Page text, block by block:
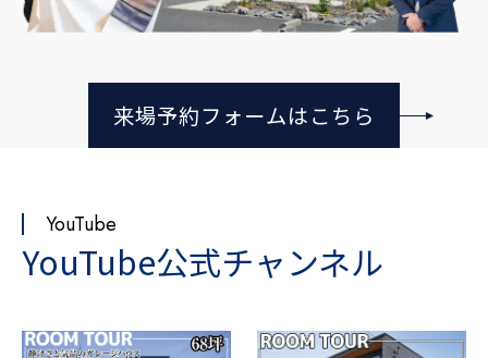
来場予約フォームはこちら
YouTube
YouTube公式チャンネル